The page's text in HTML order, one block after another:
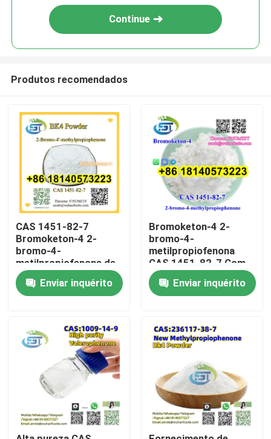
Produtos
Sobre nós
Continue
Produtos recomendados
CAS 1451-82-7
Bromoketon-4 2-
bromo-4-
metilpropiofenona de
elevada pureza
Enviar inquérito
Bromoketon-4 2-
bromo-4-
metilpropiofenona
CAS 1451-82-7 Com
elevada pureza
Enviar inquérito